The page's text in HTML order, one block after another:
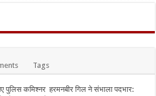
Tags
कमिश्नर हरमनबीर गिल ने संभाला पदभार: